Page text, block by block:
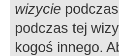
wizycie
podczas tej
kogoś innego.